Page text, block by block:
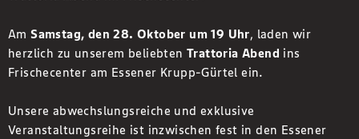
AmSamstag, den 28. Oktober um 19 Uhr, laden wir
herzlich zu unserem beliebten Trattoria Abend ins
Frischecenter am Essener Krupp-Gürtel ein.
Unsere abwechslungsreiche und exklusive
Veranstaltungsreihe ist inzwischen fest in den Essener